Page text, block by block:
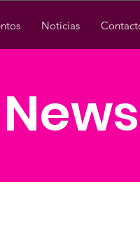
Noticias